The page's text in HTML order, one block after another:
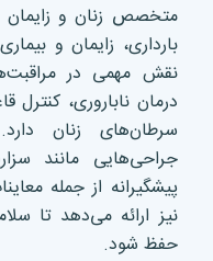
متخصص زنان و زایمان
بارداری، زایمان و
نقش مهمی در
درمان ناباروری،
سرطان‌های زنان
جراحی‌هایی مانند
پیشگیرانه از جمله
نیز ارائه می‌دهد تا
حفظ شود.